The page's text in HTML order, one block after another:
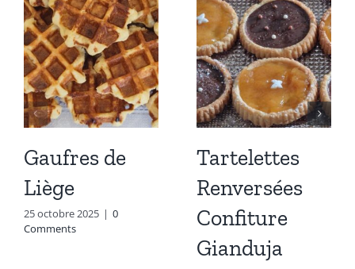
Gaufres de
Liège
25 octobre 2025 | 0
Comments
Tartelettes
Renversées
Confiture
Gianduja